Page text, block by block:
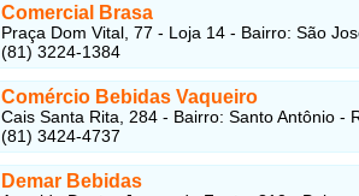
Comercial Brasa
Praça Dom Vital, 77 - Loja 14 - Bairro: São
(81) 3224-1384
Comércio Bebidas Vaqueiro
Cais Santa Rita, 284 - Bairro: Santo Antônio -
(81) 3424-4737
Demar Bebidas